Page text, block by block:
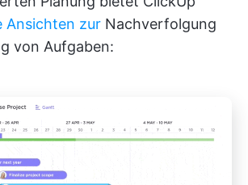
Ansichten zur Nachverfolgung
von Aufgaben: